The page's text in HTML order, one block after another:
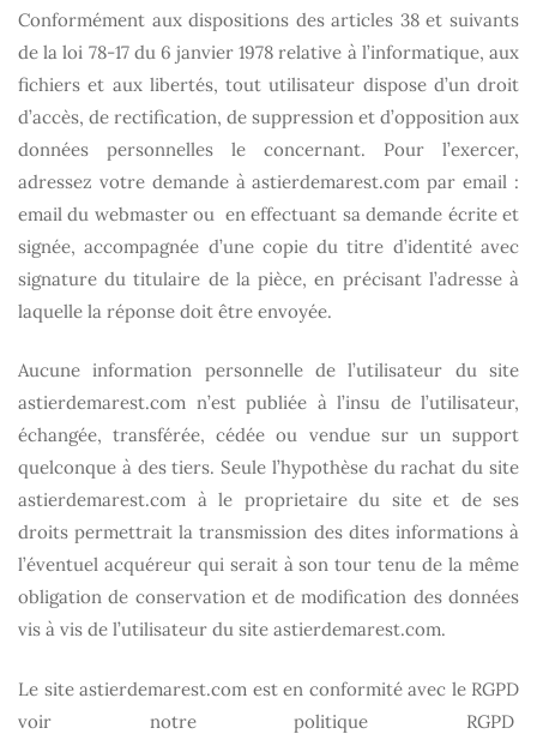
Conformément aux dispositions des articles 38 et suivants
de la loi 78-17 du 6 janvier 1978 relative à l’informatique, aux
fichiers et aux libertés, tout utilisateur dispose d’un droit
d’accès, de rectification, de suppression et d’opposition aux
données personnelles le concernant. Pour l’exercer,
adressez votre demande àastierdemarest.com par email :
email du webmaster ou en effectuant sa demande écrite et
signée, accompagnée d’une copie du titre d’identité avec
signature du titulaire de la pièce, en précisant l’adresse à
laquelle la réponse doit être envoyée.
Aucune information personnelle de l’utilisateur du site
astierdemarest.com n’est publiée à l’insu de l’utilisateur,
échangée, transférée, cédée ou vendue sur un support
quelconque à des tiers. Seule l’hypothèse du rachat du site
astierdemarest.com à le proprietaire du site et de ses
droits permettrait la transmission des dites informations à
l’éventuel acquéreur qui serait à son tour tenu de la même
obligation de conservation et de modification des données
vis à vis de l’utilisateur du site astierdemarest.com.
Le site astierdemarest.com est en conformité avec le RGPD
voir notre politique RGPD